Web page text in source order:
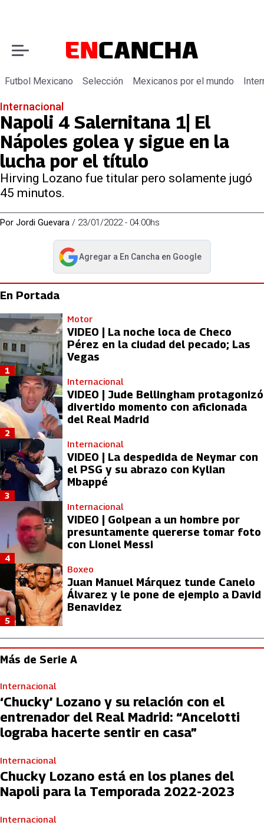
Futbol Mexicano Selección Mexicanos por el mundo
Internacional
Napoli 4 Salernitana 1| El
Nápoles golea y sigue en la
lucha por el título
Hirving Lozano fue titular pero solamente jugó
45 minutos.
Por Jordi Guevara / 23/01/2022 - 04:00hs
Agregar a En Cancha en Google
abre en nueva pestaña
En Portada
Motor
VIDEO | La noche loca de Checo
Pérez en la ciudad del pecado; Las
Vegas
1
Internacional
VIDEO | Jude Bellingham protagonizó
divertido momento con aficionada
del Real Madrid
2
Internacional
VIDEO | La despedida de Neymar con
el PSG y su abrazo con Kylian
Mbappé
3
Internacional
VIDEO | Golpean a un hombre por
presuntamente quererse tomar foto
con Lionel Messi
4
Boxeo
Juan Manuel Márquez tunde Canelo
Álvarez y le pone de ejemplo a David
Benavidez
5
Más de Serie A
Internacional
‘Chucky’ Lozano y su relación con el
entrenador del Real Madrid: “Ancelotti
lograba hacerte sentir en casa”
Internacional
Chucky Lozano está en los planes del
Napoli para la Temporada 2022-2023
Internacional